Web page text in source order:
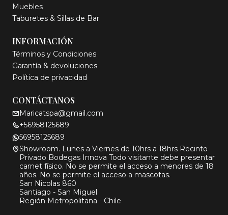
Muebles
Taburetes & Sillas de Bar
INFORMACIÓN
Términos y Condiciones
Garantía & devoluciones
Política de privacidad
CONTÁCTANOS
Maricatspa@gmail.com
+56958125689
56958125689
Showroom. Lunes a Viernes de 10hrs a 18hrs Recinto
Privado Bodegas Innova Todo visitante debe presentar
carnet físico. No se permite el acceso a menores de 18
años. No se permite el acceso a mascotas.
San Nicolas 860
Santiago - San Miguel
Región Metropolitana - Chile